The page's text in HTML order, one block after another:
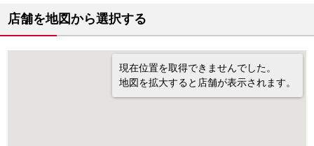
店舗を地図から選択する
現在位置を取得できませんでした。
地図を拡大すると店舗が表示されます。